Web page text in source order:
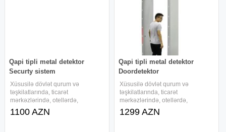
Qapi tipli metal detektor
Securty sistem
Xüsusilə dövlət qurum və
təşkilatlarında, ticarət
mərkəzlərində, otellərdə,
xəstəxanalarda, bələdiyyələrdə,
yarmarkalarda, həbsxanalarda,
1100 AZN
Qapi tipli metal detektor
Doordetektor
Xüsusilə dövlət qurum və
təşkilatlarında, ticarət
mərkəzlərində, otellərdə,
xəstəxanalarda, bələdiyyələrdə,
yarmarkalarda, həbsxanalarda,
1299 AZN